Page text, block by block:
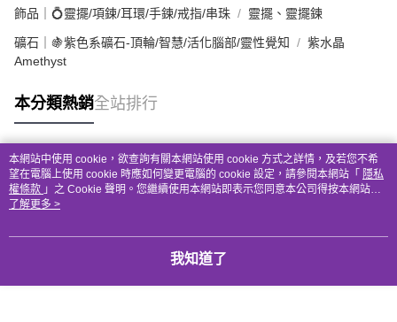
飾品｜💍靈擺/項鍊/耳環/手鍊/戒指/串珠 靈擺、靈擺鍊
礦石｜🍇紫色系礦石-頂輪/智慧/活化腦部/靈性覺知
紫水晶
Amethyst
本分類熱銷全站排行
熱門標籤
本網站中使用 cookie，欲查詢有關本網站使用 cookie 方式之詳情，及若您不希
望在電腦上使用 cookie 時應如何變更電腦的 cookie 設定，請參閱本網站「 隱私
權條款 」之 Cookie 聲明。您繼續使用本網站即表示您同意本公司得按本網站使
用條款之 Cookie 聲明使用 cookie。
了解更多 >
我知道了